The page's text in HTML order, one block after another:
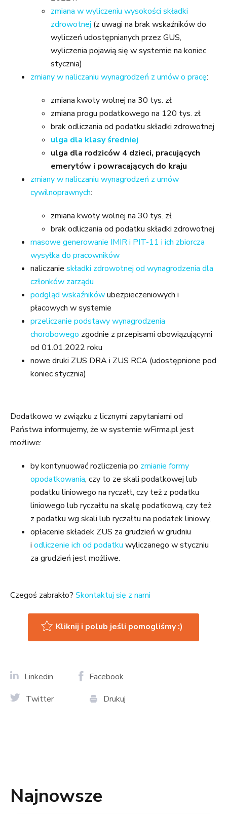
zmiana w wyliczeniu wysokości składki
zdrowotnej (z uwagi na brak wskaźników do
wyliczeń udostępnianych przez GUS,
wyliczenia pojawią się w systemie na koniec
stycznia)
zmiany w naliczaniu wynagrodzeń z umów o pracę:
zmiana kwoty wolnej na 30 tys. zł
zmiana progu podatkowego na 120 tys. zł
brak odliczania od podatku składki zdrowotnej
ulga dla klasy średniej
ulga dla rodziców 4 dzieci, pracujących
emerytów i powracających do kraju
zmiany w naliczaniu wynagrodzeń z umów
cywilnoprawnych:
zmiana kwoty wolnej na 30 tys. zł
brak odliczania od podatku składki zdrowotnej
masowe generowanie IMIR i PIT-11 i ich zbiorcza
wysyłka do pracowników
naliczanie składki zdrowotnej od wynagrodzenia dla
członków zarządu
podgląd wskaźnikówubezpieczeniowych i
płacowych w systemie
przeliczanie podstawy wynagrodzenia
chorobowego zgodnie z przepisami obowiązującymi
od 01.01.2022 roku
nowe druki ZUS DRA i ZUS RCA (udostępnione pod
koniec stycznia)
Dodatkowo w związku z licznymi zapytaniami od
Państwa informujemy, że w systemie wFirma.pl jest
możliwe:
by kontynuować rozliczenia po zmianie formy
opodatkowania, czy to ze skali podatkowej lub
podatku liniowego na ryczałt, czy też z podatku
liniowego lub ryczałtu na skalę podatkową, czy też
z podatku wg skali lub ryczałtu na podatek liniowy,
opłacenie składek ZUS za grudzień w grudniu
i odliczenie ich od podatku wyliczanego w styczniu
za grudzień jest możliwe.
Czegoś zabrakło? Skontaktuj się z nami
Kliknij i polub jeśli pomogliśmy :)
Linkedin
Facebook
Twitter
Drukuj
Najnowsze